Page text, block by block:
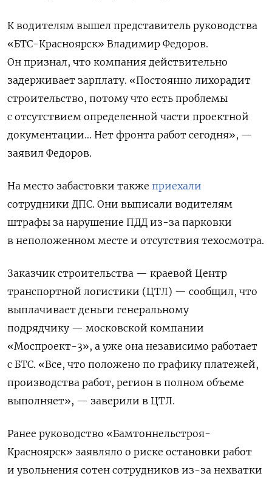
К водителям вышел представитель руководства
«БТС-Красноярск» Владимир Федоров.
Он признал, что компания действительно
задерживает зарплату. «Постоянно лихорадит
строительство, потому что есть проблемы
с отсутствием определенной части проектной
документации… Нет фронта работ сегодня», —
заявил Федоров.
На место забастовки также приехали
сотрудники ДПС. Они выписали водителям
штрафы за нарушение ПДД из-за парковки
в неположенном месте и отсутствия техосмотра.
Заказчик строительства — краевой Центр
транспортной логистики (ЦТЛ) — сообщил, что
выплачивает деньги генеральному
подрядчику — московской компании
«Моспроект-3», а уже она независимо работает
с БТС. «Все, что положено по графику платежей,
производства работ, регион в полном объеме
выполняет», — заверили в ЦТЛ.
Ранее руководство «Бамтоннельстроя-
Красноярск» заявляло о риске остановки работ
и увольнения сотен сотрудников из-за нехватки